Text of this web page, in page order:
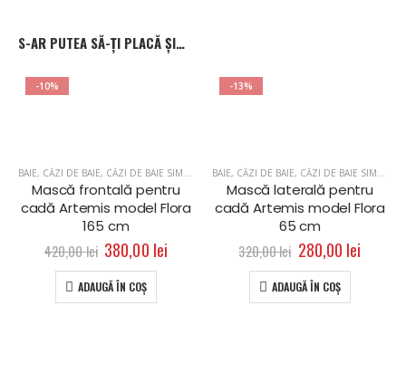
S-AR PUTEA SĂ-ȚI PLACĂ ȘI…
-10%
BAIE, CĂZI DE BAIE, CĂZI DE BAIE SIMPLE
Mască frontală pentru
cadă Artemis model Flora
165 cm
420,00lei 380,00 lei
ADAUGĂ ÎN COȘ
-13%
BAIE, CĂZI DE BAIE, CĂZI DE BAIE SIMPLE
Mască laterală pentru
cadă Artemis model Flora
65 cm
320,00lei 280,00 lei
ADAUGĂ ÎN COȘ